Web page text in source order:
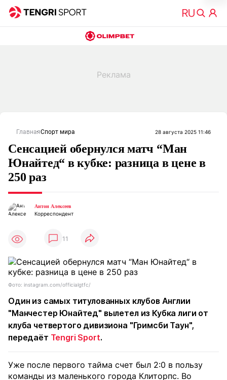
ГлавнаяСпорт мира 28 августа 2025 11:46
Сенсацией обернулся матч “Ман
Юнайтед“ в кубке: разница в цене в
250 раз
Антон Алексеев
Корреспондент
11
Фото: instagram.com/officialgtfc/
Один из самых титулованных клубов Англии
"Манчестер Юнайтед" вылетел из Кубка лиги от
клуба четвертого дивизиона "Гримсби Таун",
передаёт Tengri Sport.
Уже после первого тайма счет был 2:0 в пользу
команды из маленького города Клиторпс. Во